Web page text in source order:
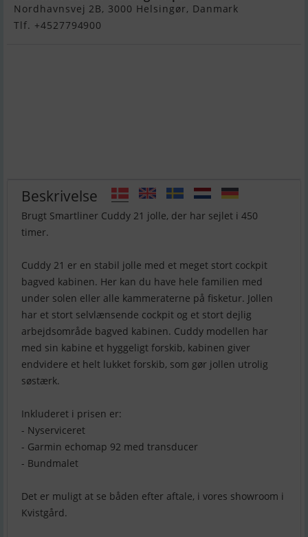
Nordhavnsvej 2B, 3000 Helsingør, Danmark
Tlf. +4527794900
Beskrivelse
Brugt Smartliner Cuddy 21 jolle, der har sejlet i 450
timer.
Cuddy 21 er en stabil jolle med et meget stort cockpit
bagved kabinen. Her kan du have hele familien med
under solen eller alle kammeraterne på fisketur. Jollen
har et stort selvlænsende cockpit og et stort dejlig
arbejdsområde bagved kabinen. Cuddy modellen har
med sin kabine et hyggeligt forskib, kabinen giver
endvidere et helt lukket forskib, som gør jollen utrolig
søstærk.
Inkluderet i prisen er:
- Nyserviceret
- Garmin echomap 92 med transducer
- Bundmalet
Det er muligt at se båden efter aftale, i vores showroom i
Kvistgård.